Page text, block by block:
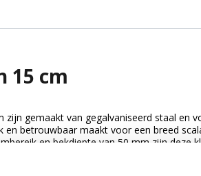
15 cm
zijn gemaakt van gegalvaniseerd staal en
en betrouwbaar maakt voor een breed
en bekdiepte van 50 mm zijn deze